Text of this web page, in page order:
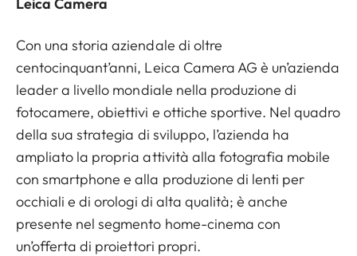
Con una storia aziendale di oltre
centocinquant’anni, Leica Camera AG è un’azienda
leader a livello mondiale nella produzione di
fotocamere, obiettivi e ottiche sportive. Nel quadro
della sua strategia di sviluppo, l’azienda ha
ampliato la propria attività alla fotografia mobile
con smartphone e alla produzione di lenti per
occhiali e di orologi di alta qualità; è anche
presente nel segmento home-cinema con
un’offerta di proiettori propri.